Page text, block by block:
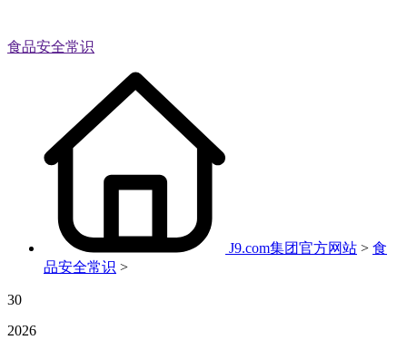
食品安全常识
J9.com集团官方网站 > 食
品安全常识 >
30
2026